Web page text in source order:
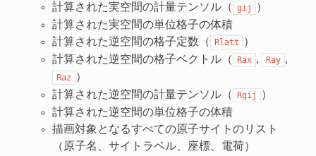
計算された実空間の計量テンソル（ gij
）
計算された実空間の単位格子の体積
計算された逆空間の格子定数（ Rlatt
）
計算された逆空間の格子ベクトル（ Rax , Ray ,
Raz
）
計算された逆空間の計量テンソル（ Rgij
）
計算された逆空間の単位格子の体積
描画対象となるすべての原子サイトのリスト
（原子名、サイトラベル、座標、電荷）